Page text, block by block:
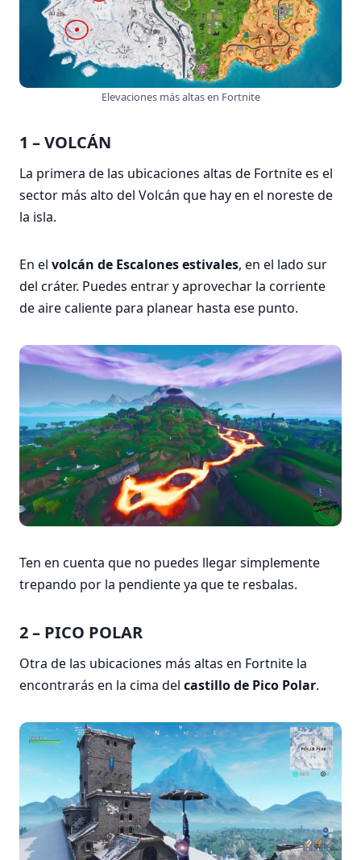
Elevaciones más altas en Fortnite
1 – VOLCÁN
La primera de las ubicaciones altas de Fortnite es el
sector más alto del Volcán que hay en el noreste de
la isla.
En el volcán de Escalones estivales, en el lado sur
del cráter. Puedes entrar y aprovechar la corriente
de aire caliente para planear hasta ese punto.
Ten en cuenta que no puedes llegar simplemente
trepando por la pendiente ya que te resbalas.
2 – PICO POLAR
Otra de las ubicaciones más altas en Fortnite la
encontrarás en la cima del castillo de Pico Polar.